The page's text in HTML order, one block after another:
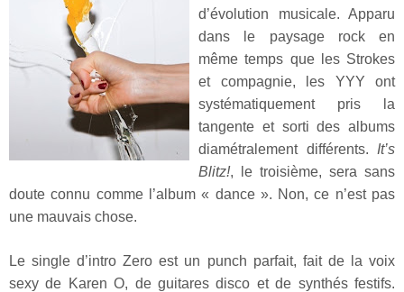
d’évolution musicale. Apparu
dans le paysage rock en
même temps que les Strokes
et compagnie, les YYY ont
systématiquement pris la
tangente et sorti des albums
diamétralement différents. It’s
Blitz!, le troisième, sera sans
doute connu comme l’album « dance ». Non, ce n’est pas
une mauvais chose.
Le single d’intro Zero est un punch parfait, fait de la voix
sexy de Karen O, de guitares disco et de synthés festifs.